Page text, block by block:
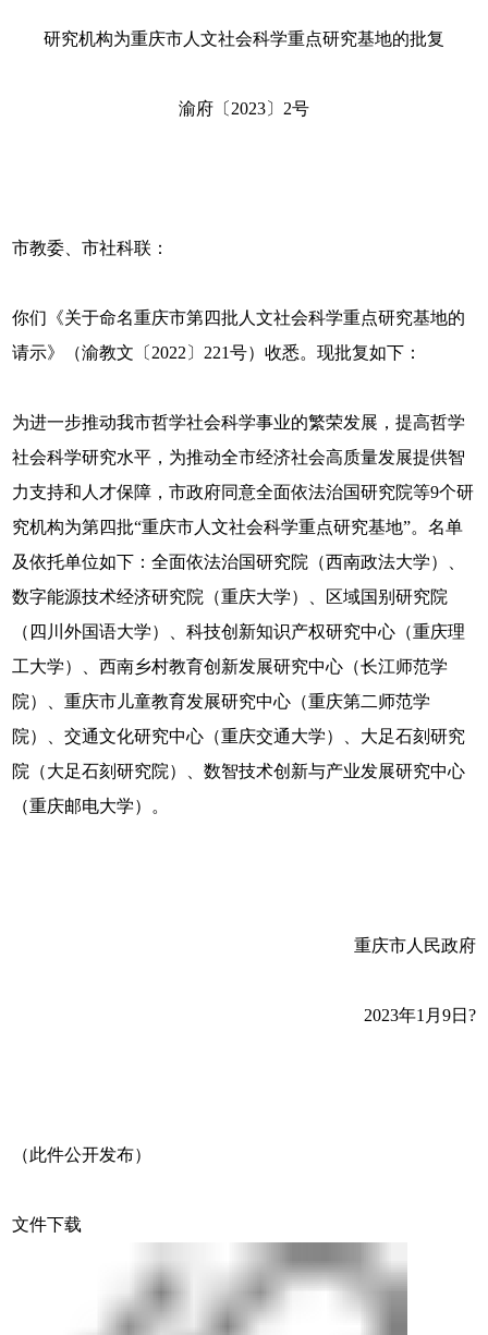
研究机构为重庆市人文社会科学重点研究基地的批复
渝府〔2023〕2号
市教委、市社科联：
你们《关于命名重庆市第四批人文社会科学重点研究基地的
请示》（渝教文〔2022〕221号）收悉。现批复如下：
为进一步推动我市哲学社会科学事业的繁荣发展，提高哲学
社会科学研究水平，为推动全市经济社会高质量发展提供智
力支持和人才保障，市政府同意全面依法治国研究院等9个研
究机构为第四批“重庆市人文社会科学重点研究基地”。名单
及依托单位如下：全面依法治国研究院（西南政法大学）、
数字能源技术经济研究院（重庆大学）、区域国别研究院
（四川外国语大学）、科技创新知识产权研究中心（重庆理
工大学）、西南乡村教育创新发展研究中心（长江师范学
院）、重庆市儿童教育发展研究中心（重庆第二师范学
院）、交通文化研究中心（重庆交通大学）、大足石刻研究
院（大足石刻研究院）、数智技术创新与产业发展研究中心
（重庆邮电大学）。
重庆市人民政府
2023年1月9日?
（此件公开发布）
文件下载